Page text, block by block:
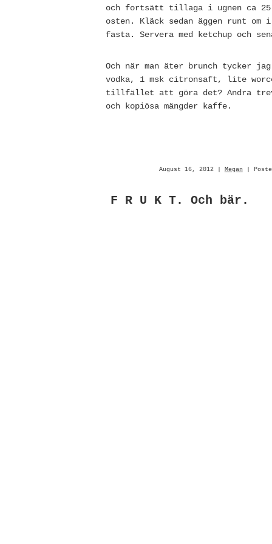
och fortsätt tillaga i ugnen ca 25
osten. Kläck sedan äggen runt
fasta. Servera med ketchup och
Och när man äter brunch tycker
vodka, 1 msk citronsaft, lite
tillfället att göra det? Andra
och kopiösa mängder kaffe.
August 16, 2012 | Megan|
F R U K T. Och bär.